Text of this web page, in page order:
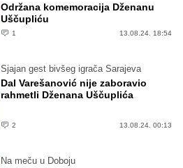
Održana komemoracija Dženanu
Uščupliću
1 13.08.24. 18:54
Sjajan gest bivšeg igrača Sarajeva
Dal Varešanović nije zaboravio
rahmetli Dženana Uščuplića
2 13.08.24. 00:13
Na meču u Doboju